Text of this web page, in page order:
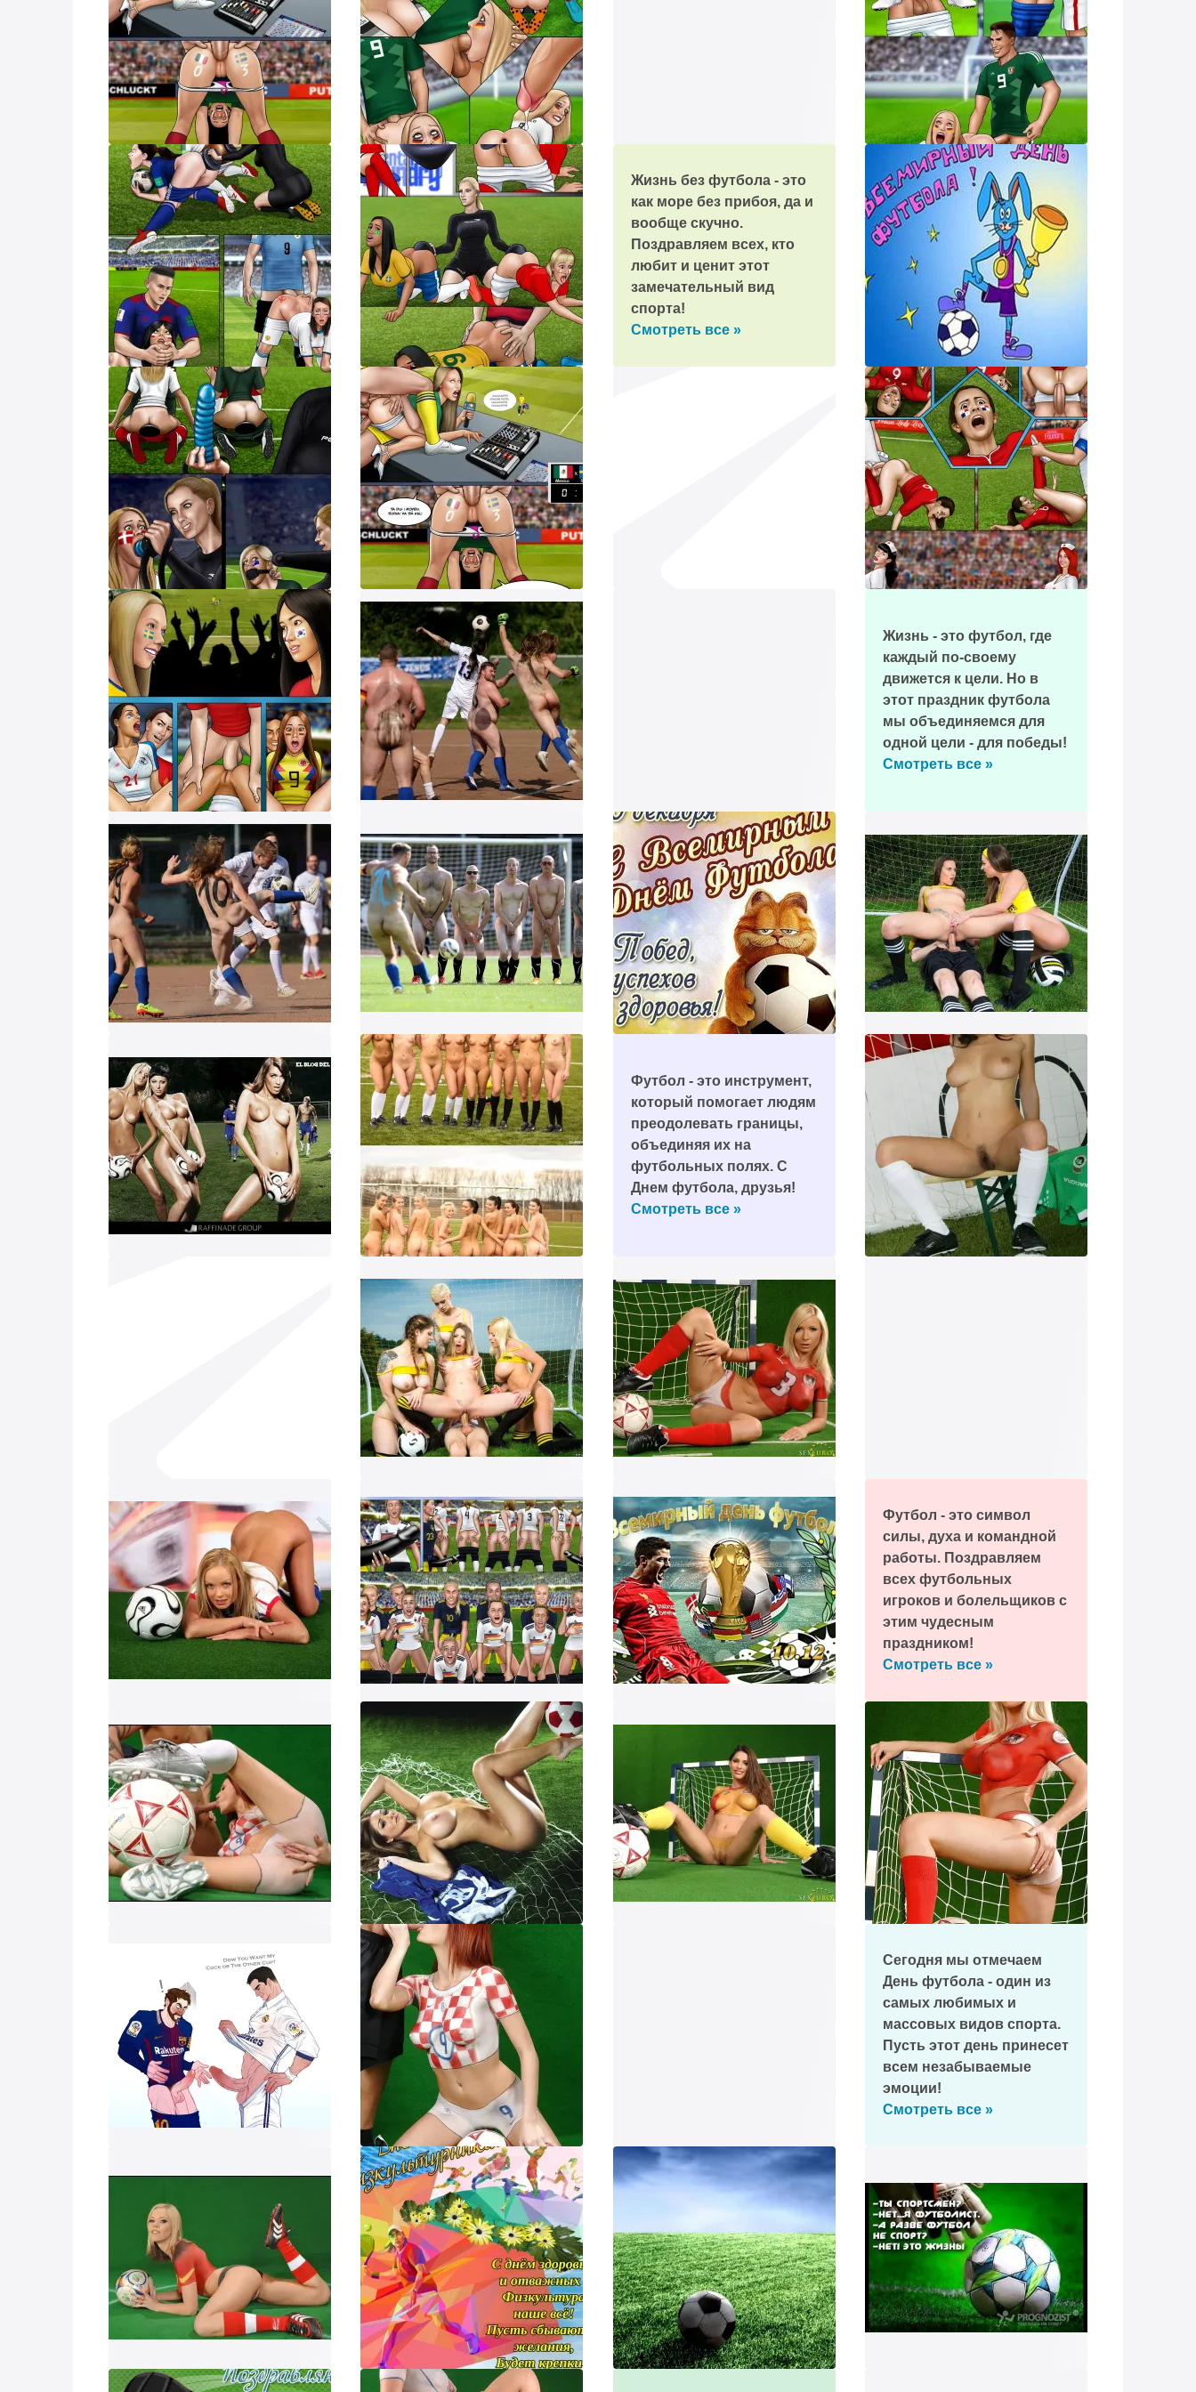
Жизнь без футбола - это
как море без прибоя, да и
вообще скучно.
Поздравляем всех, кто
любит и ценит этот
замечательный вид
спорта!
Смотреть все »
Наш телеграм!
Напомним про праздник и пришлем поздравление!
Смотреть
Жизнь - это футбол, где
каждый по-своему
движется к цели. Но в
этот праздник футбола
мы объединяемся для
одной цели - для победы!
Смотреть все »
Футбол - это инструмент,
который помогает людям
преодолевать границы,
объединяя их на
футбольных полях. С
Днем футбола, друзья!
Смотреть все »
и пришлем поздравление!
Футбол - это символ
силы, духа и командной
работы. Поздравляем
всех футбольных
игроков и болельщиков с
этим чудесным
праздником!
Смотреть все »
Сегодня мы отмечаем
День футбола - один из
самых любимых и
массовых видов спорта.
Пусть этот день принесет
всем незабываемые
эмоции!
Смотреть все »